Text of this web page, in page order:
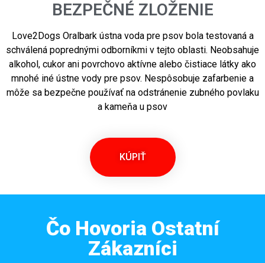
BEZPEČNÉ ZLOŽENIE
Love2Dogs Oralbark ústna voda pre psov bola testovaná a
schválená poprednými odborníkmi v tejto oblasti. Neobsahuje
alkohol, cukor ani povrchovo aktívne alebo čistiace látky ako
mnohé iné ústne vody pre psov. Nespôsobuje zafarbenie a
môže sa bezpečne používať na odstránenie zubného povlaku
a kameňa u psov
KÚPIŤ
Čo Hovoria Ostatní
Zákazníci